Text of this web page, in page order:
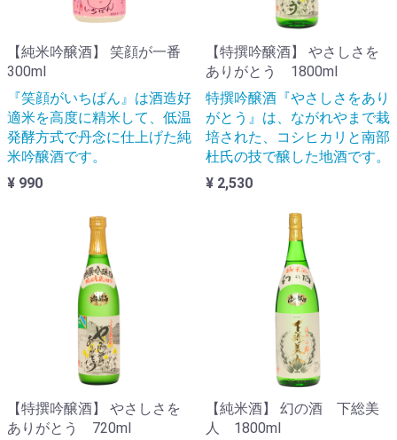
【純米吟醸酒】 笑顔が一番
300ml
『笑顔がいちばん』は酒造好
適米を高度に精米して、低温
発酵方式で丹念に仕上げた純
米吟醸酒です。
¥ 990
【特撰吟醸酒】 やさしさを
ありがとう 1800ml
特撰吟醸酒『やさしさをあり
がとう』は、ながれやまで栽
培された、コシヒカリと南部
杜氏の技で醸した地酒です。
¥ 2,530
【特撰吟醸酒】 やさしさを
ありがとう 720ml
【純米酒】 幻の酒 下総美
人 1800ml